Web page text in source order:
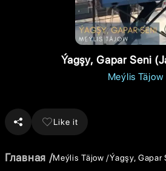
Ýagşy, Gapar Seni
Meýlis Täjow
Like it
Главная Meýlis Täjow Ýagşy, Gapar